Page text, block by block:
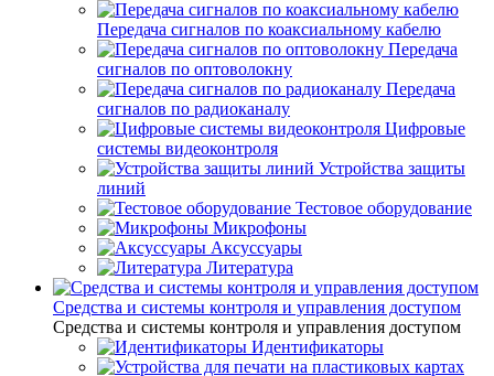
Передача сигналов по коаксиальному кабелю
Передача
сигналов по оптоволокну
Передача
сигналов по радиоканалу
Цифровые
системы видеоконтроля
Устройства защиты
линий
Тестовое оборудование
Микрофоны
Аксуссуары
Литература
Средства и системы контроля и управления доступом
Средства и системы контроля и управления доступом
Идентификаторы